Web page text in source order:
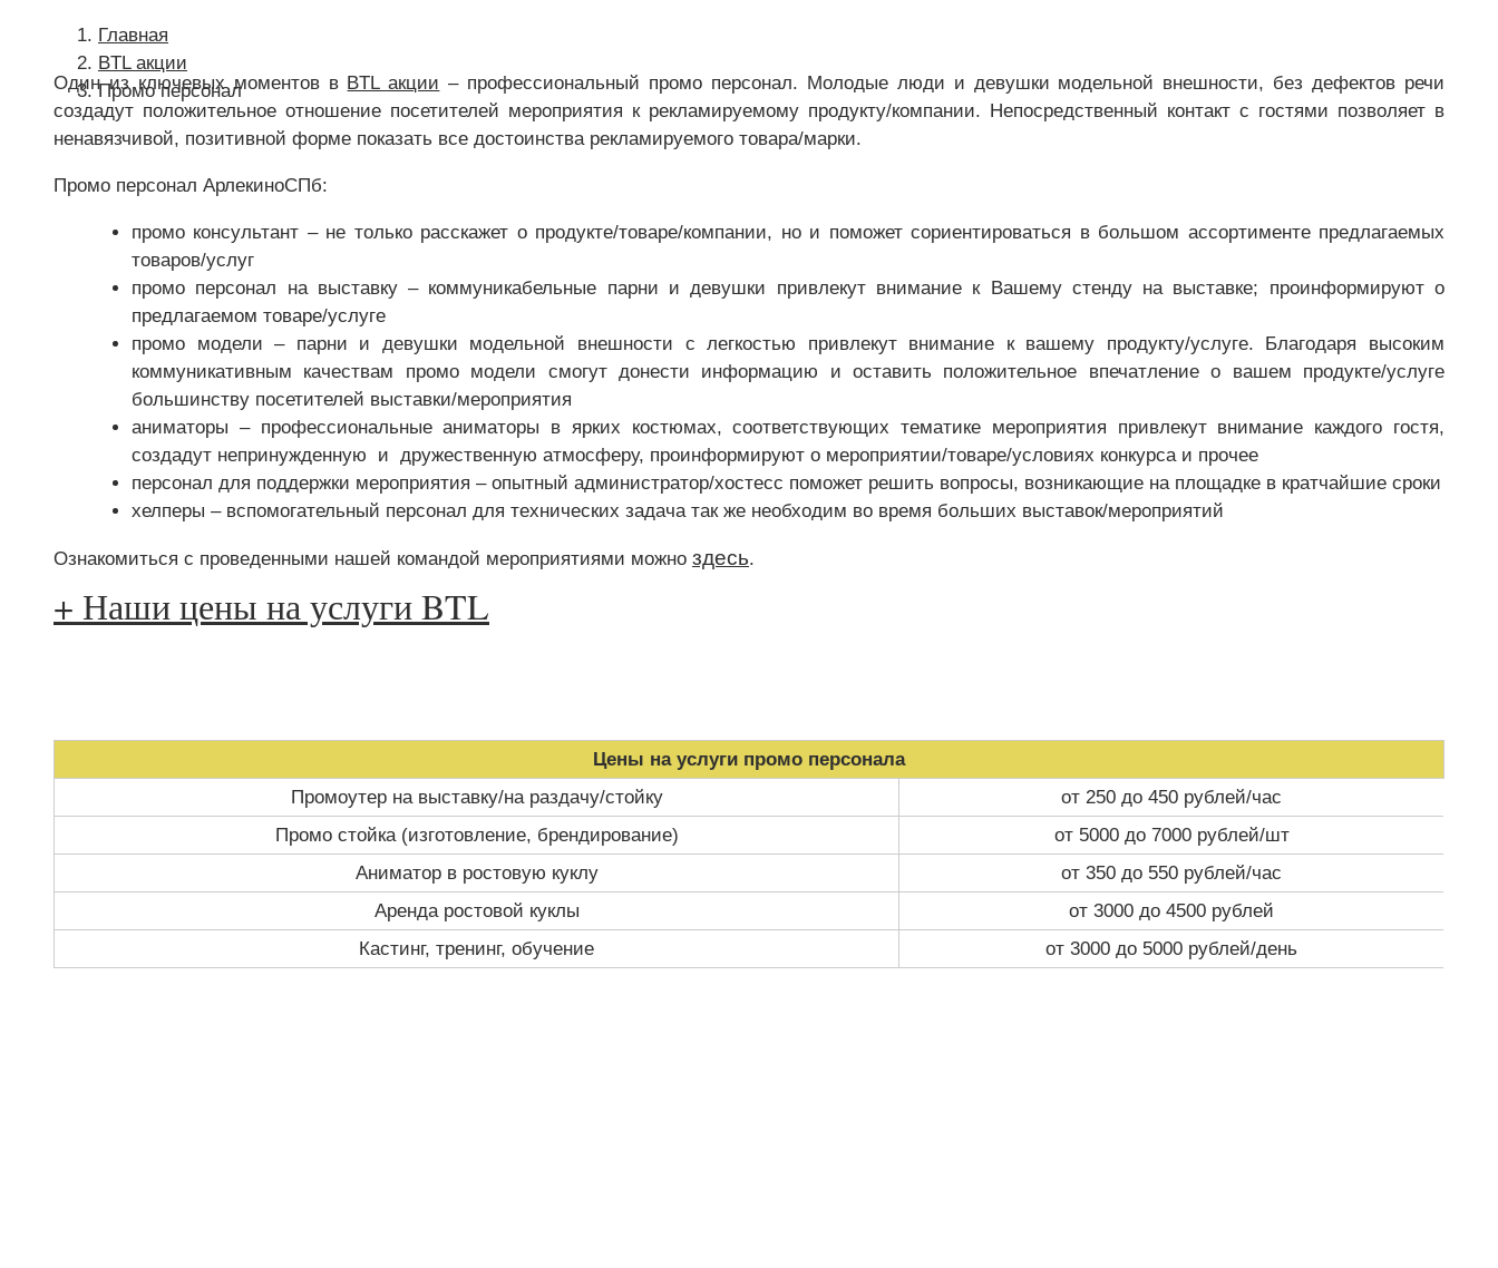
Главная
BTL акции
Промо персонал
Один из ключевых моментов в BTL акции – профессиональный промо персонал. Молодые люди и девушки модельной внешности, без дефектов речи
создадут положительное отношение посетителей мероприятия к рекламируемому продукту/компании. Непосредственный контакт с гостями позволяет в
ненавязчивой, позитивной форме показать все достоинства рекламируемого товара/марки.
Промо персонал АрлекиноСПб:
промо консультант – не только расскажет о продукте/товаре/компании, но и поможет сориентироваться в большом ассортименте предлагаемых
товаров/услуг
промо персонал на выставку – коммуникабельные парни и девушки привлекут внимание к Вашему стенду на выставке; проинформируют о
предлагаемом товаре/услуге
промо модели – парни и девушки модельной внешности с легкостью привлекут внимание к вашему продукту/услуге. Благодаря высоким
коммуникативным качествам промо модели смогут донести информацию и оставить положительное впечатление о вашем продукте/услуге
большинству посетителей выставки/мероприятия
аниматоры – профессиональные аниматоры в ярких костюмах, соответствующих тематике мероприятия привлекут внимание каждого гостя,
создадут непринужденную и дружественную атмосферу, проинформируют о мероприятии/товаре/условиях конкурса и прочее
персонал для поддержки мероприятия – опытный администратор/хостесс поможет решить вопросы, возникающие на площадке в кратчайшие сроки
хелперы – вспомогательный персонал для технических задача так же необходим во время больших выставок/мероприятий
Ознакомиться с проведенными нашей командой мероприятиями можно здесь.
+ Наши цены на услуги BTL
Цены на услуги промо персонала
Промоутер на выставку/на раздачу/стойку
от 250 до 450 рублей/час
Промо стойка (изготовление, брендирование)
от 5000 до 7000 рублей/шт
Аниматор в ростовую куклу
от 350 до 550 рублей/час
Аренда ростовой куклы
от 3000 до 4500 рублей
Кастинг, тренинг, обучение
от 3000 до 5000 рублей/день